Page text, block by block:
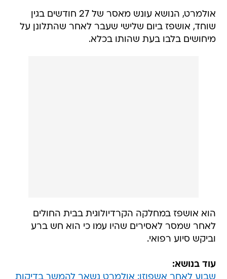
אולמרט, הנושא עונש מאסר של 27 חודשים בגין
שוחד, אושפז ביום שלישי שעבר לאחר שהתלונן על
מיחושים בלבו בעת שהותו בכלא.
הוא אושפז במחלקה הקרדיולוגית בבית החולים
לאחר שמסר לאסירים שהיו עמו כי הוא חש ברע
וביקש סיוע רפואי.
עוד בנושא: